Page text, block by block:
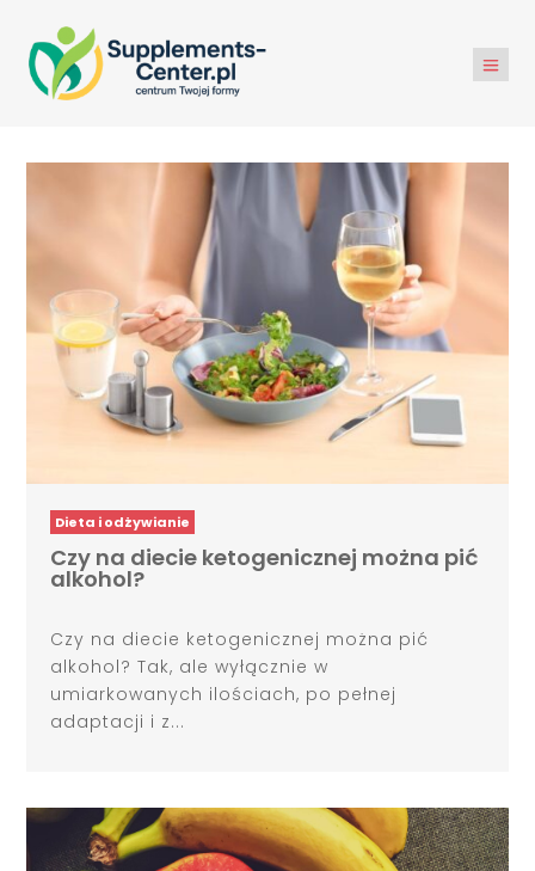
Dieta i odżywianie
Czy na diecie ketogenicznej można pić
alkohol?
Czy na diecie ketogenicznej można pić
alkohol? Tak, ale wyłącznie w
umiarkowanych ilościach, po pełnej
adaptacji i z...